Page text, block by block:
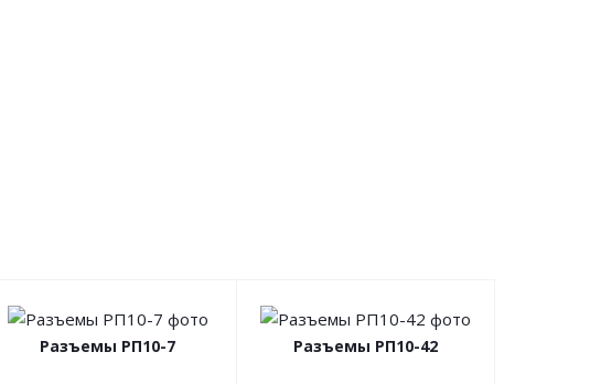
Разъемы РП10-7 Разъемы РП10-42